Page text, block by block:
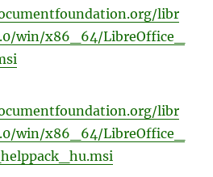
libr
win/x86_64/LibreOffice_
libr
win/x86_64/LibreOffice_